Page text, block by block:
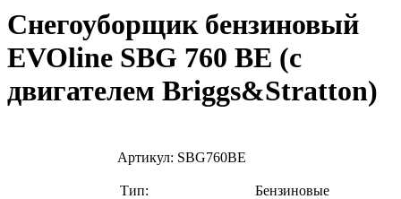
Снегоуборщик бензиновый
EVOline SBG 760 BE (с
двигателем Briggs&Stratton)
Артикул: SBG760BE
Тип:
Бензиновые